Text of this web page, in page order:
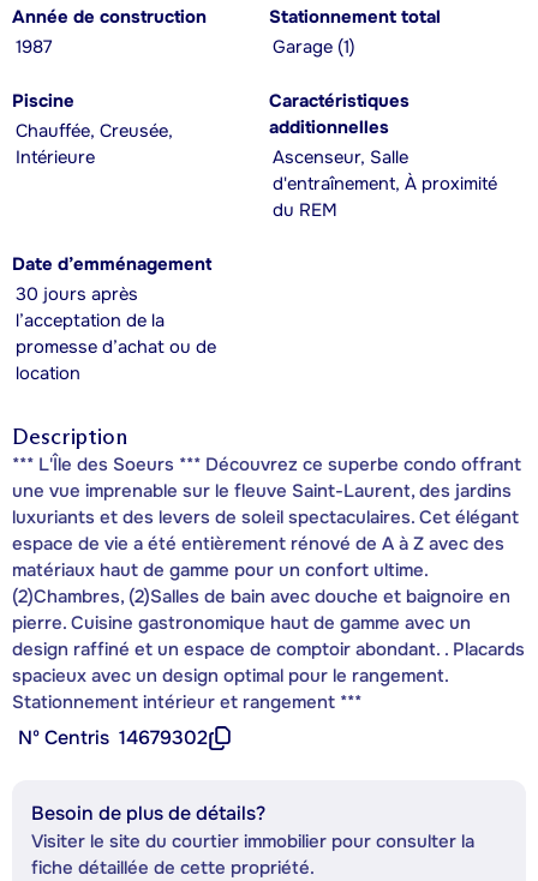
Année de construction
1987
Stationnement total
Garage (1)
Piscine
Chauffée, Creusée,
Intérieure
Caractéristiques
additionnelles
Ascenseur, Salle
d'entraînement, À proximité
du REM
Date d’emménagement
30 jours après
l’acceptation de la
promesse d’achat ou de
location
Description
*** L'Île des Soeurs *** Découvrez ce superbe condo offrant
une vue imprenable sur le fleuve Saint-Laurent, des jardins
luxuriants et des levers de soleil spectaculaires. Cet élégant
espace de vie a été entièrement rénové de A à Z avec des
matériaux haut de gamme pour un confort ultime.
(2)Chambres, (2)Salles de bain avec douche et baignoire en
pierre. Cuisine gastronomique haut de gamme avec un
design raffiné et un espace de comptoir abondant. . Placards
spacieux avec un design optimal pour le rangement.
Stationnement intérieur et rangement ***
Nº Centris 14679302
Besoin de plus de détails?
Visiter le site du courtier immobilier pour consulter la
fiche détaillée de cette propriété.